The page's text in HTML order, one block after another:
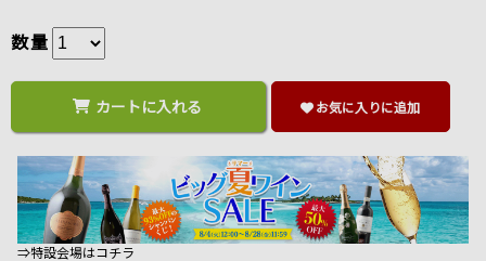
数量
カートに入れる お気に入りに追加
⇒特設会場はコチラ